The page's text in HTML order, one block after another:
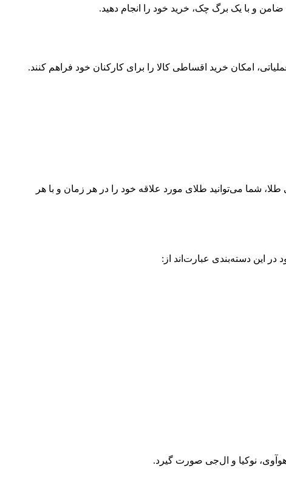
و با یک برگ چک، خرید خود را انجام دهید.
امکان خرید اقساطی کالا را برای کارکنان خود فراهم کنند.
شما می‌توانید طلای مورد علاقه خود را در هر زمان و با هر
در این دسته‌بندی عبارت‌اند از:
نوکیا و ال‌جی صورت گیرد.